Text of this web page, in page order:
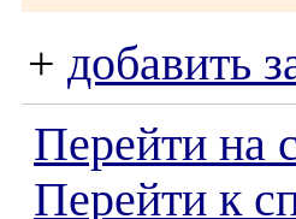
+ добавить
Перейти на
Перейти к